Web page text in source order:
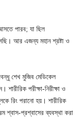
পারব; যা ছিল
আর এজন্য মহান শ্রষ্টা ও
শেখ মুজিব মেডিকেল
শারীরিক পরীক্ষা-নিরীক্ষা ও
রিং পরানো হয়। শারীরিক
শ্বাস-প্রশ্বাসের ব্যবস্থা করা